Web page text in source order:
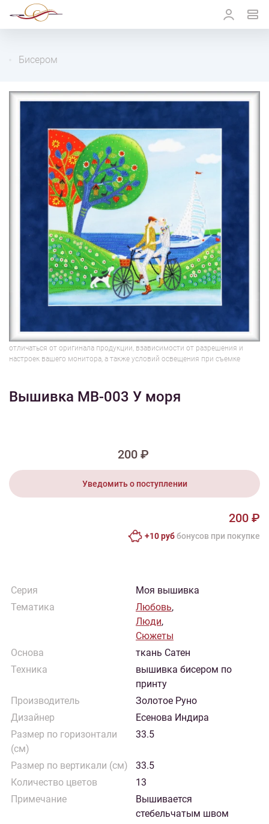
Бисером
1/2
Изображения и цвет представленного товара могут незначительно
отличаться от оригинала продукции, взависимости от разрешения и
настроек вашего монитора, а также условий освещения при съемке
Вышивка МВ-003 У моря
200 ₽
Уведомить о поступлении
200 ₽
+10 руббонусов при покупке
Серия
Моя вышивка
Тематика
Любовь,
Люди,
Сюжеты
Основа
ткань Сатен
Техника
вышивка бисером по
принту
Производитель
Золотое Руно
Дизайнер
Есенова Индира
Размер по горизонтали
(см)
33.5
Размер по вертикали (см)
33.5
Количество цветов
13
Примечание
Вышивается
стебельчатым швом